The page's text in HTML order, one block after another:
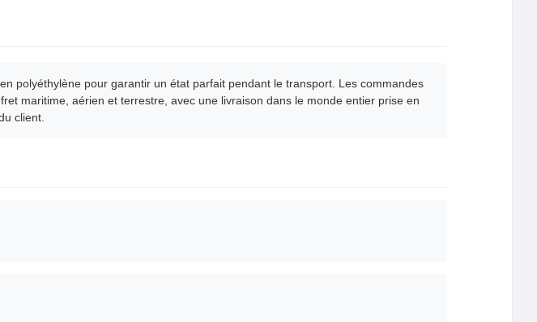
polyéthylène pour garantir un état parfait pendant le transport. Les commandes
maritime, aérien et terrestre, avec une livraison dans le monde entier prise en
client.